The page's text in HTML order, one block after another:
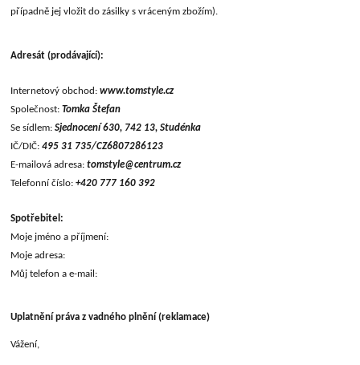
případně jej vložit do zásilky s vráceným zbožím).
Adresát (prodávající):
Internetový obchod:www.tomstyle.cz
Společnost:Tomka Štefan
Se sídlem:Sjednocení 630, 742 13, Studénka
IČ/DIČ:495 31 735/CZ6807286123
E-mailová adresa:tomstyle@centrum.cz
Telefonní číslo:+420 777 160 392
Spotřebitel:
Moje jméno a příjmení:
Moje adresa:
Můj telefon a e-mail:
Uplatnění práva z vadného plnění (reklamace)
Vážení,